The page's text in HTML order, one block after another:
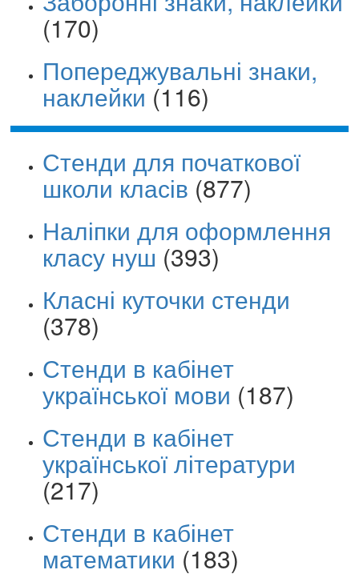
(170)
Попереджувальні знаки,
наклейки (116)
Стенди для початкової
школи класів (877)
Наліпки для оформлення
класу нуш (393)
Класні куточки стенди
(378)
Стенди в кабінет
української мови (187)
Стенди в кабінет
української літератури
(217)
Стенди в кабінет
математики (183)